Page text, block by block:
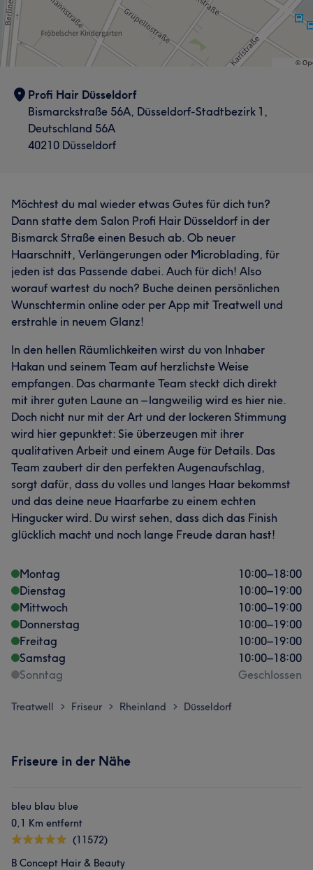
Was unsere Kunden über Antoneta sagen
Ukrainisch. Vereinbaren Sie jetzt Ihren Termin und
erleben Sie erstklassige Friseurkunst auf internationalem
Niveau!
Friseur Haarentfernung
Was unsere Kunden über Valentina sagen
Freundlich 5
Friseur Haarentfernung
Portfolio
Was unsere Kunden über Juliana sagen
Professionell 30 Kompetent 29 Sympathisch 23
Talentiert 23
Profi Hair Düsseldorf
Bismarckstraße 56A, Düsseldorf-Stadtbezirk 1,
Deutschland 56A
40210 Düsseldorf
Möchtest du mal wieder etwas Gutes für dich tun?
Dann statte dem Salon Profi Hair Düsseldorf in der
Bismarck Straße einen Besuch ab. Ob neuer
Haarschnitt, Verlängerungen oder Microblading, für
jeden ist das Passende dabei. Auch für dich! Also
worauf wartest du noch? Buche deinen persönlichen
Wunschtermin online oder per App mit Treatwell und
erstrahle in neuem Glanz!
In den hellen Räumlichkeiten wirst du von Inhaber
Hakan und seinem Team auf herzlichste Weise
empfangen. Das charmante Team steckt dich direkt
mit ihrer guten Laune an – langweilig wird es hier nie.
Doch nicht nur mit der Art und der lockeren Stimmung
wird hier gepunktet: Sie überzeugen mit ihrer
qualitativen Arbeit und einem Auge für Details. Das
Team zaubert dir den perfekten Augenaufschlag,
sorgt dafür, dass du volles und langes Haar bekommst
und das deine neue Haarfarbe zu einem echten
Hingucker wird. Du wirst sehen, dass dich das Finish
glücklich macht und noch lange Freude daran hast!
Montag 10:00–18:00
Dienstag
10:00–19:00
Mittwoch
10:00–19:00
Donnerstag
10:00–19:00
Freitag
10:00–19:00
Samstag
10:00–18:00
Sonntag
Geschlossen
Treatwell > Friseur > Rheinland > Düsseldorf
Friseure in der Nähe
bleu blau blue
0,1 Km entfernt
(11572)
B Concept Hair & Beauty